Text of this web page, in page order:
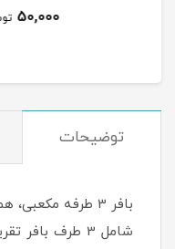
50,000
توضیحات
بافر 3 طرفه
شامل 3 طرف